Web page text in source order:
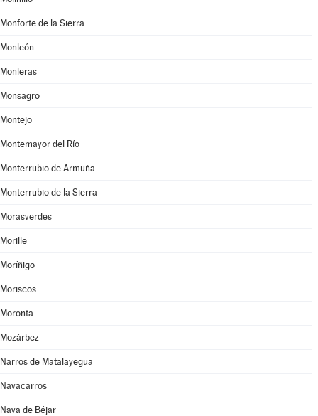
Monforte de la Sierra
Monleón
Monleras
Monsagro
Montejo
Montemayor del Río
Monterrubio de Armuña
Monterrubio de la Sierra
Morasverdes
Morille
Moríñigo
Moriscos
Moronta
Mozárbez
Narros de Matalayegua
Navacarros
Nava de Béjar